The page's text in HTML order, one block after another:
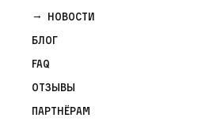
Новости
Блог
FAQ
Отзывы
Партнёрам